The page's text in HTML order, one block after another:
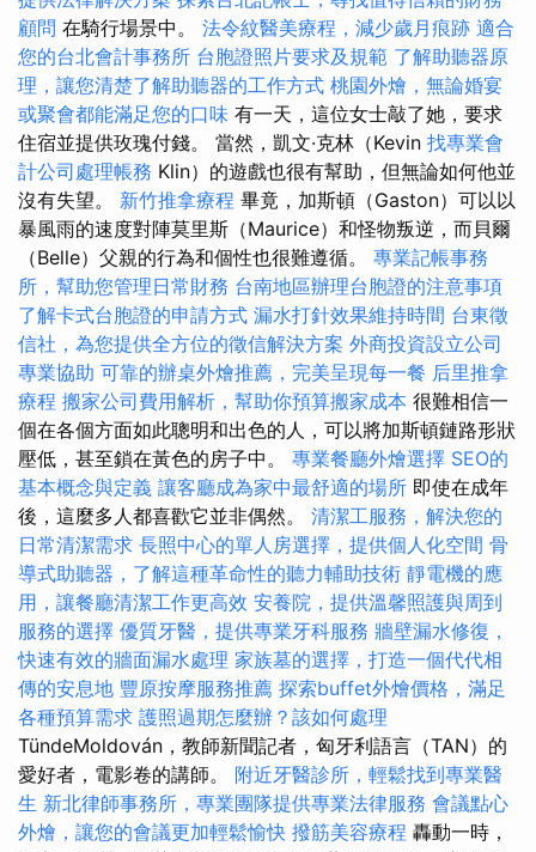
顧問 在騎行場景中。 法令紋醫美療程，減少歲月痕跡 適合
您的台北會計事務所 台胞證照片要求及規範 了解助聽器原
理，讓您清楚了解助聽器的工作方式 桃園外燴，無論婚宴
或聚會都能滿足您的口味 有一天，這位女士敲了她，要求
住宿並提供玫瑰付錢。 當然，凱文·克林（Kevin 找專業會
計公司處理帳務 Klin）的遊戲也很有幫助，但無論如何他並
沒有失望。 新竹推拿療程 畢竟，加斯頓（Gaston）可以以
暴風雨的速度對陣莫里斯（Maurice）和怪物叛逆，而貝爾
（Belle）父親的行為和個性也很難遵循。 專業記帳事務
所，幫助您管理日常財務 台南地區辦理台胞證的注意事項
了解卡式台胞證的申請方式 漏水打針效果維持時間 台東徵
信社，為您提供全方位的徵信解決方案 外商投資設立公司
專業協助 可靠的辦桌外燴推薦，完美呈現每一餐 后里推拿
療程 搬家公司費用解析，幫助你預算搬家成本 很難相信一
個在各個方面如此聰明和出色的人，可以將加斯頓鏈路形狀
壓低，甚至鎖在黃色的房子中。 專業餐廳外燴選擇 SEO的
基本概念與定義 讓客廳成為家中最舒適的場所 即使在成年
後，這麼多人都喜歡它並非偶然。 清潔工服務，解決您的
日常清潔需求 長照中心的單人房選擇，提供個人化空間 骨
導式助聽器，了解這種革命性的聽力輔助技術 靜電機的應
用，讓餐廳清潔工作更高效 安養院，提供溫馨照護與周到
服務的選擇 優質牙醫，提供專業牙科服務 牆壁漏水修復，
快速有效的牆面漏水處理 家族墓的選擇，打造一個代代相
傳的安息地 豐原按摩服務推薦 探索buffet外燴價格，滿足
各種預算需求 護照過期怎麼辦？該如何處理
TündeMoldován，教師新聞記者，匈牙利語言（TAN）的
愛好者，電影卷的講師。 附近牙醫診所，輕鬆找到專業醫
生 新北律師事務所，專業團隊提供專業法律服務 會議點心
外燴，讓您的會議更加輕鬆愉快 撥筋美容療程 轟動一時，